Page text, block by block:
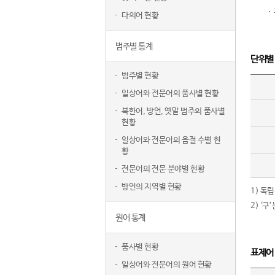
다의어 현황
범주별 통계
범주별 현황
일상어와 전문어의 품사별 현황
북한어, 방언, 옛말 범주의 품사별
현황
일상어와 전문어의 음절 수별 현
황
전문어의 전문 분야별 현황
방언의 지역별 현황
원어 통계
품사별 현황
일상어와 전문어의 원어 현황
단위
1) 독립
2) ‘구
표제